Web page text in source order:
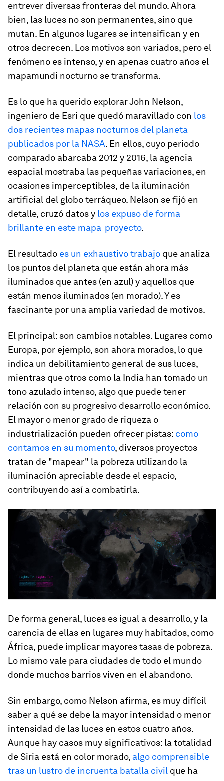
entrever diversas fronteras del mundo. Ahora
bien, las luces no son permanentes, sino que
mutan. En algunos lugares se intensifican y en
otros decrecen. Los motivos son variados, pero el
fenómeno es intenso, y en apenas cuatro años el
mapamundi nocturno se transforma.
Es lo que ha querido explorar John Nelson,
ingeniero de Esri que quedó maravillado con los
dos recientes mapas nocturnos del planeta
publicados por la NASA. En ellos, cuyo periodo
comparado abarcaba 2012 y 2016, la agencia
espacial mostraba las pequeñas variaciones, en
ocasiones imperceptibles, de la iluminación
artificial del globo terráqueo. Nelson se fijó en
detalle, cruzó datos y los expuso de forma
brillante en este mapa-proyecto.
El resultado es un exhaustivo trabajo que analiza
los puntos del planeta que están ahora más
iluminados que antes (en azul) y aquellos que
están menos iluminados (en morado). Y es
fascinante por una amplia variedad de motivos.
El principal: son cambios notables. Lugares como
Europa, por ejemplo, son ahora morados, lo que
indica un debilitamiento general de sus luces,
mientras que otros como la India han tomado un
tono azulado intenso, algo que puede tener
relación con su progresivo desarrollo económico.
El mayor o menor grado de riqueza o
industrialización pueden ofrecer pistas: como
contamos en su momento, diversos proyectos
tratan de "mapear" la pobreza utilizando la
iluminación apreciable desde el espacio,
contribuyendo así a combatirla.
De forma general, luces es igual a desarrollo, y la
carencia de ellas en lugares muy habitados, como
África, puede implicar mayores tasas de pobreza.
Lo mismo vale para ciudades de todo el mundo
donde muchos barrios viven en el abandono.
Sin embargo, como Nelson afirma, es muy difícil
saber a qué se debe la mayor intensidad o menor
intensidad de las luces en estos cuatro años.
Aunque hay casos muy significativos: la totalidad
de Siria está en color morado, algo comprensible
tras un lustro de incruenta batalla civil que ha